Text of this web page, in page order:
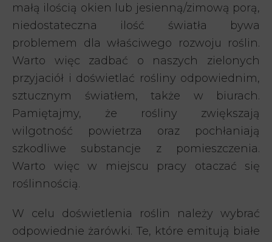
małą ilością okien lub jesienną/zimową porą,
niedostateczna ilość światła bywa
problemem dla właściwego rozwoju roślin.
Warto więc zadbać o naszych zielonych
przyjaciół i doświetlać rośliny odpowiednim,
sztucznym światłem, także w biurach.
Pamiętajmy, że rośliny zwiększają
wilgotność powietrza oraz pochłaniają
szkodliwe substancje z pomieszczenia.
Warto więc w miejscu pracy otaczać się
roślinnością.
W celu doświetlenia roślin należy wybrać
odpowiednie żarówki. Te, które emitują białe